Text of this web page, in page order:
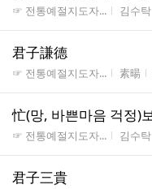
게시판명
☞ 전통예절지도자... 작성자
김수탁
君子謙德
게시판명
☞ 전통예절지도자... 작성자
素暘
忙(망, 바쁜마음 걱정)
게시판명
☞ 전통예절지도자... 작성자
김수탁
君子三貴